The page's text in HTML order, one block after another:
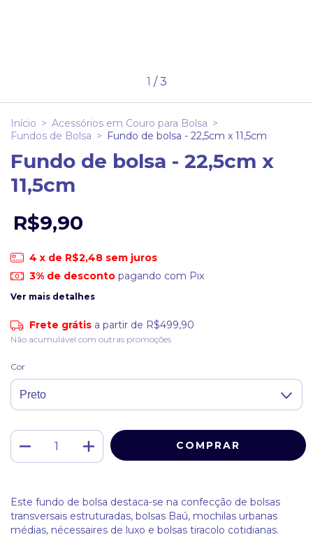
1 /3
Início > Acessórios em Couro para Bolsa >
Fundos de Bolsa > Fundo de bolsa - 22,5cm x 11,5cm
Fundo de bolsa - 22,5cm x
11,5cm
R$9,90
4 x de R$2,48 sem juros
3% de descontopagando com Pix
Ver mais detalhes
Frete grátis a partir de R$499,90
Não acumulável com outras promoções
Cor
Este fundo de bolsa destaca-se na confecção de bolsas
transversais estruturadas, bolsas Baú, mochilas urbanas
médias, nécessaires de luxo e bolsas tiracolo cotidianas.